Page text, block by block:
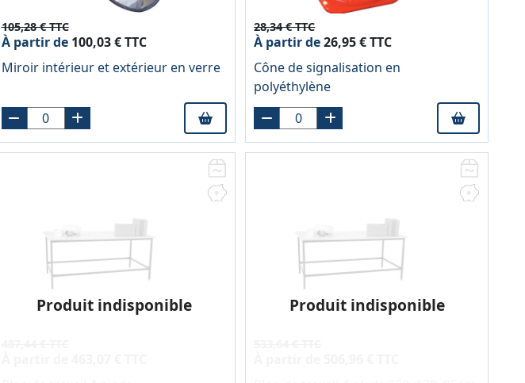
105,28 € TTC
À partir de100,03 € TTC
Miroir intérieur et extérieur en verre
28,34 € TTC
À partir de26,95 € TTC
Cône de signalisation en
polyéthylène
Produit indisponible Produit indisponible